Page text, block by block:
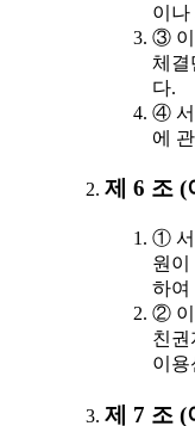
이나
③ 이
체결
다.
④ 서
에
제 6 조 (
① 서
원이
하여
② 이
친권
이용
제 7 조 (